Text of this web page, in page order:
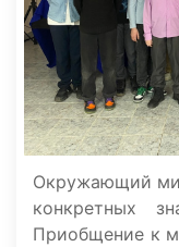
Окружающий
конкретных
Приобщение к